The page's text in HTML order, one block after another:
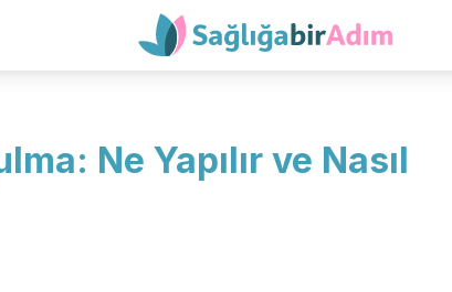
Ne Yapılır ve Nasıl